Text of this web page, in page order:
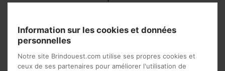
Longueur: 70 cm Profondeur: 44 cm Hauteur: 116 cm
Matières
Information sur les cookies et données
personnelles
Notre site Brindouest.com utilise ses propres cookies et
ceux de ses partenaires pour améliorer l'utilisation de